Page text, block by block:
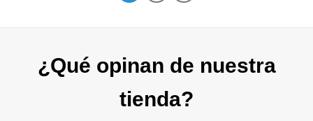
¿Qué opinan de nuestra
tienda?